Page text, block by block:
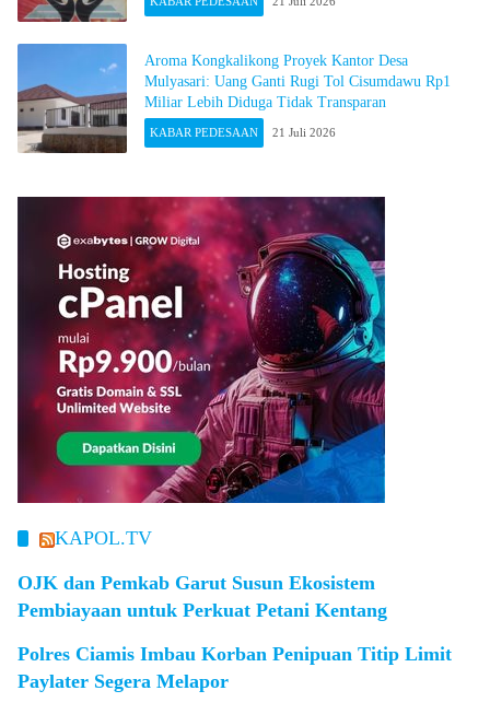
Aroma Kongkalikong Proyek Kantor Desa
Mulyasari: Uang Ganti Rugi Tol Cisumdawu Rp1
Miliar Lebih Diduga Tidak Transparan
KABAR PEDESAAN 21 Juli 2026
KAPOL.TV
OJK dan Pemkab Garut Susun Ekosistem
Pembiayaan untuk Perkuat Petani Kentang
Polres Ciamis Imbau Korban Penipuan Titip Limit
Paylater Segera Melapor